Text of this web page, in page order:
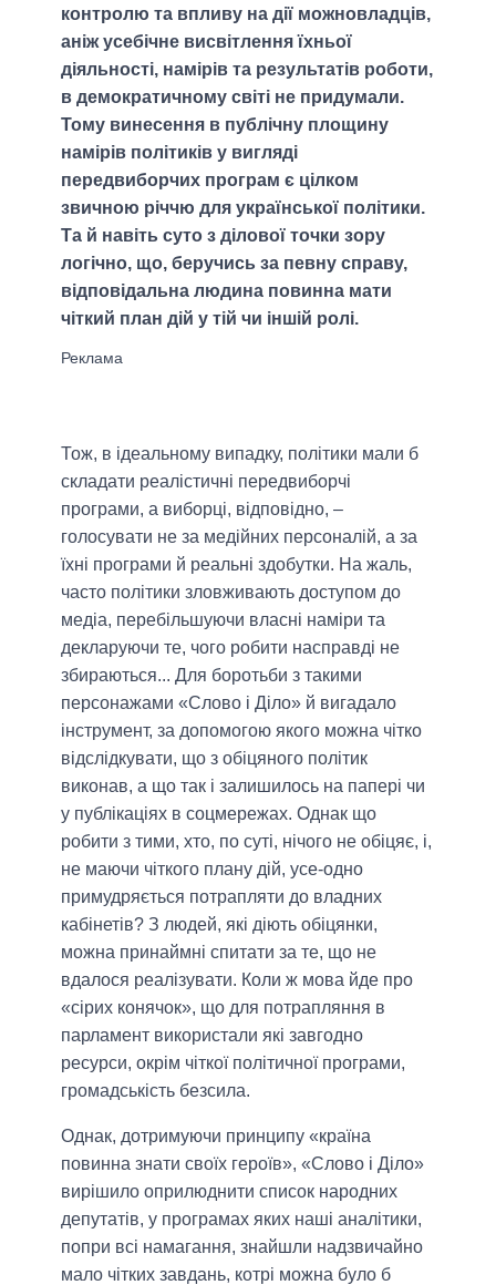
контролю та впливу на дії можновладців,
аніж усебічне висвітлення їхньої
діяльності, намірів та результатів роботи,
в демократичному світі не придумали.
Тому винесення в публічну площину
намірів політиків у вигляді
передвиборчих програм є цілком
звичною річчю для української політики.
Та й навіть суто з ділової точки зору
логічно, що, беручись за певну справу,
відповідальна людина повинна мати
чіткий план дій у тій чи іншій ролі.
Тож, в ідеальному випадку, політики мали б
складати реалістичні передвиборчі
програми, а виборці, відповідно, –
голосувати не за медійних персоналій, а за
їхні програми й реальні здобутки. На жаль,
часто політики зловживають доступом до
медіа, перебільшуючи власні наміри та
декларуючи те, чого робити насправді не
збираються... Для боротьби з такими
персонажами «Слово і Діло» й вигадало
інструмент, за допомогою якого можна чітко
відслідкувати, що з обіцяного політик
виконав, а що так і залишилось на папері чи
у публікаціях в соцмережах. Однак що
робити з тими, хто, по суті, нічого не обіцяє, і,
не маючи чіткого плану дій, усе-одно
примудряється потрапляти до владних
кабінетів? З людей, які діють обіцянки,
можна принаймні спитати за те, що не
вдалося реалізувати. Коли ж мова йде про
«сірих конячок», що для потрапляння в
парламент використали які завгодно
ресурси, окрім чіткої політичної програми,
громадськість безсила.
Однак, дотримуючи принципу «країна
повинна знати своїх героїв», «Слово і Діло»
вирішило оприлюднити список народних
депутатів, у програмах яких наші аналітики,
попри всі намагання, знайшли надзвичайно
мало чітких завдань, котрі можна було б